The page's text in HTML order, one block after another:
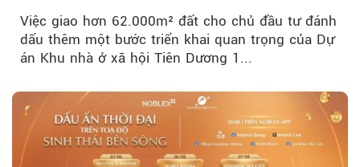
Việc giao hơn 62.000m² đất cho chủ đầu tư đánh
dấu thêm một bước triển khai quan trọng của Dự
án Khu nhà ở xã hội Tiên Dương 1...